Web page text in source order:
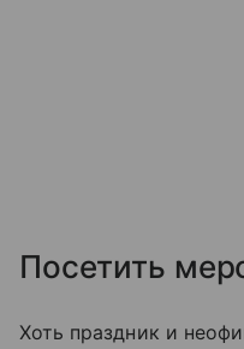
Посетить
Хоть праздник и